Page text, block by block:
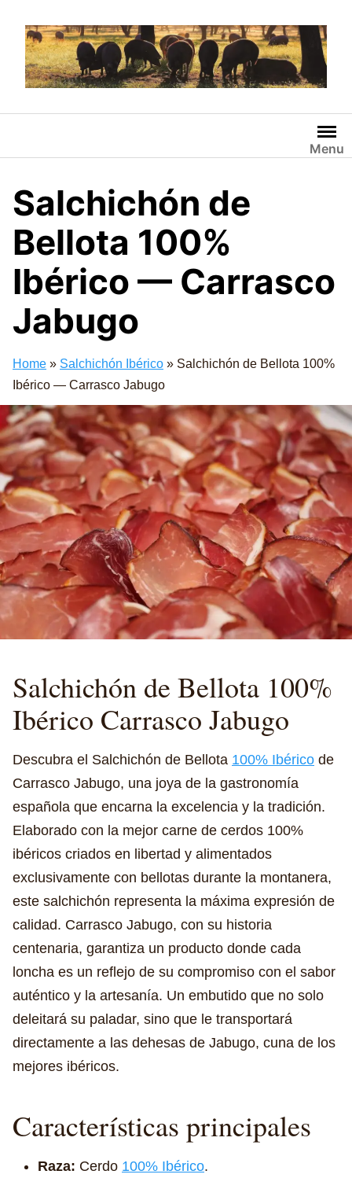
contenido
Menu
Salchichón de
Bellota 100%
Ibérico — Carrasco
Jabugo
Home » Salchichón Ibérico » Salchichón de Bellota 100%
Ibérico — Carrasco Jabugo
Salchichón de Bellota 100%
Ibérico Carrasco Jabugo
Descubra el Salchichón de Bellota 100% Ibérico de
Carrasco Jabugo, una joya de la gastronomía
española que encarna la excelencia y la tradición.
Elaborado con la mejor carne de cerdos 100%
ibéricos criados en libertad y alimentados
exclusivamente con bellotas durante la montanera,
este salchichón representa la máxima expresión de
calidad. Carrasco Jabugo, con su historia
centenaria, garantiza un producto donde cada
loncha es un reflejo de su compromiso con el sabor
auténtico y la artesanía. Un embutido que no solo
deleitará su paladar, sino que le transportará
directamente a las dehesas de Jabugo, cuna de los
mejores ibéricos.
Características principales
Raza: Cerdo 100% Ibérico.